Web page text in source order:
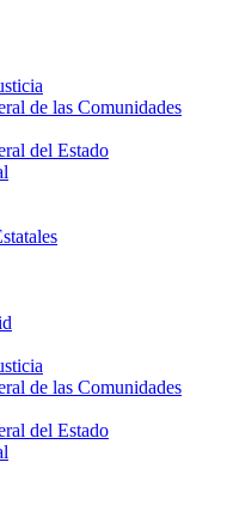
de las Comunidades
del Estado
de las Comunidades
del Estado